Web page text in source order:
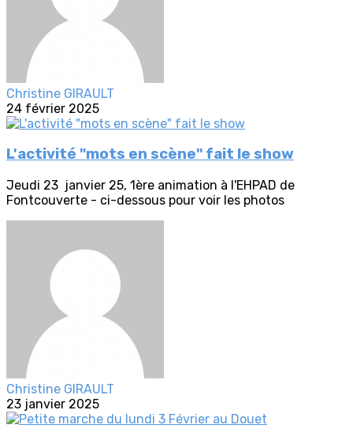
Christine GIRAULT
24 février 2025
L'activité "mots en scène" fait le show
Jeudi 23 janvier 25, 1ère animation à l'EHPAD de
Fontcouverte - ci-dessous pour voir les photos
Christine GIRAULT
23 janvier 2025